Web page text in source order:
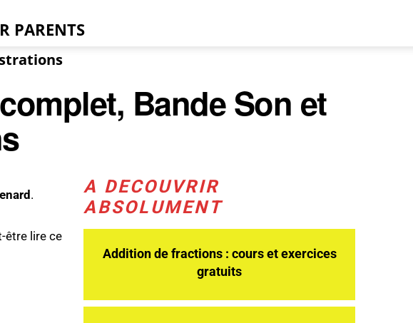
PARENTS
Bande Son et
.
être lire ce
A DECOUVRIR
ABSOLUMENT
Addition de fractions : cours et exercices
gratuits